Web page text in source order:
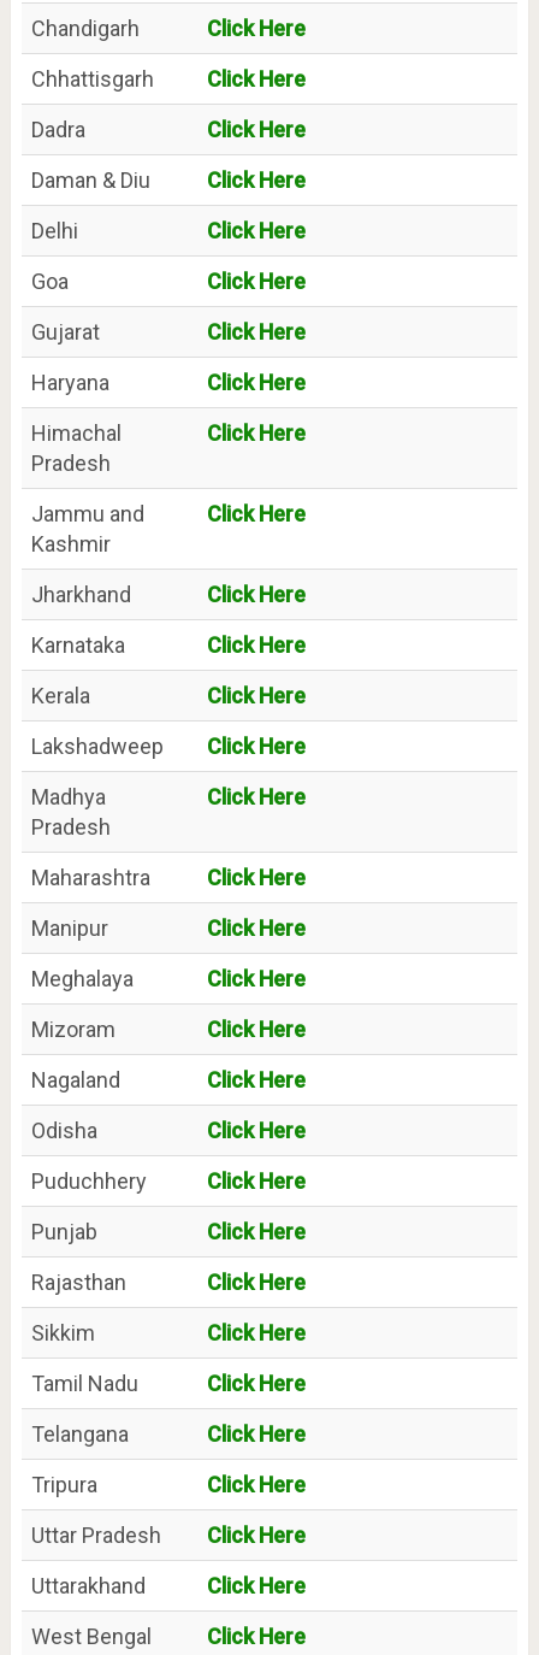
Chandigarh
Click Here
Chhattisgarh
Click Here
Dadra
Click Here
Daman & Diu
Click Here
Delhi
Click Here
Goa
Click Here
Gujarat
Click Here
Haryana
Click Here
Himachal
Pradesh
Click Here
Jammu and
Kashmir
Click Here
Jharkhand
Click Here
Karnataka
Click Here
Kerala
Click Here
Lakshadweep
Click Here
Madhya
Pradesh
Click Here
Maharashtra
Click Here
Manipur
Click Here
Meghalaya
Click Here
Mizoram
Click Here
Nagaland
Click Here
Odisha
Click Here
Puduchhery
Click Here
Punjab
Click Here
Rajasthan
Click Here
Sikkim
Click Here
Tamil Nadu
Click Here
Telangana
Click Here
Tripura
Click Here
Uttar Pradesh
Click Here
Uttarakhand
Click Here
West Bengal
Click Here